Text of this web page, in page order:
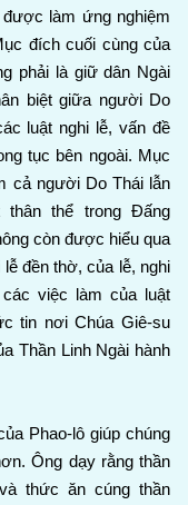
làm ứng nghiệm
đích cuối cùng của
phải là giữ dân Ngài
biệt giữa người Do
luật nghi lễ, vấn đề
tục bên ngoài. Mục
cả người Do Thái lẫn
thân thể trong Đấng
còn được hiểu qua
đền thờ, của lễ, nghi
việc làm của luật
tin nơi Chúa Giê-su
Thần Linh Ngài hành
Phao-lô giúp chúng
Ông dạy rằng thần
thức ăn cúng thần